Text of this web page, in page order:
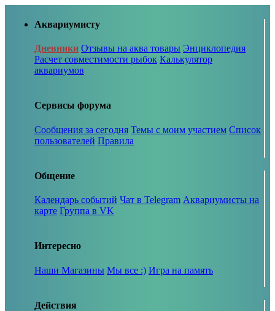
Аквариумисту
Дневники Отзывы на аква товары Энциклопедия
Расчет совместимости рыбок Калькулятор
аквариумов
Сервисы форума
Сообщения за сегодня Темы с моим участием Список
пользователей Правила
Общение
Календарь событий Чат в Telegram Аквариумисты на
карте Группа в VK
Интересно
Наши Магазины Мы все :) Игра на память
Действия